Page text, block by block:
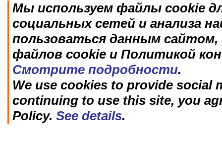
Мы используем файлы cookie
социальных сетей и анализа
пользоваться данным
файлов cookie и Политикой
Смотрите подробности.
We use cookies to provide social
continuing to use this site, you
Policy. See details.